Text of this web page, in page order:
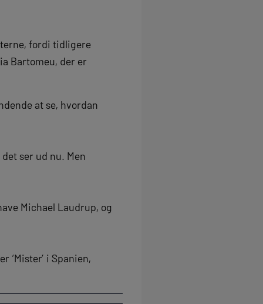
fordi tidligere
Bartomeu, der er
at se, hvordan
ser ud nu. Men
Michael Laudrup, og
‘Mister’ i Spanien,